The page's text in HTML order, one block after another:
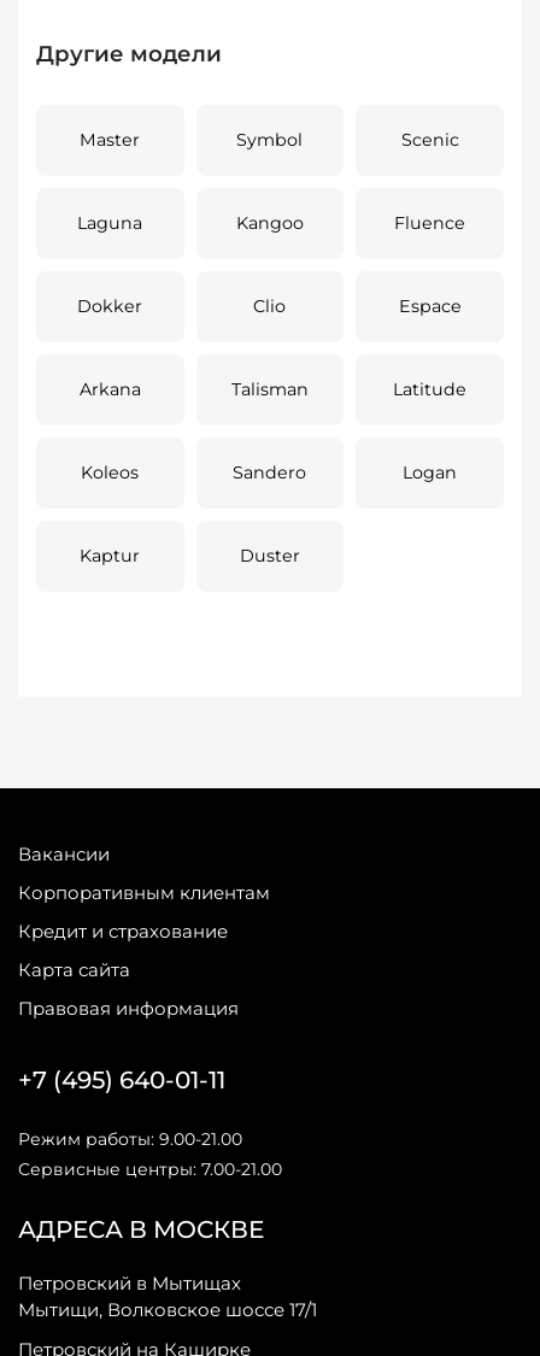
Другие модели
Master Symbol Scenic
Laguna Kangoo Fluence
Dokker Clio Espace
Arkana Talisman Latitude
Koleos Sandero Logan
Kaptur Duster
Вакансии
Корпоративным клиентам
Кредит и страхование
Карта сайта
Правовая информация
АДРЕСА В МОСКВЕ
Петровский в Мытищах
Мытищи, Волковское шоссе 17/1
Петровский на Каширке
+7 (495) 640-01-11
Режим работы: 9.00-21.00
Сервисные центры: 7.00-21.00